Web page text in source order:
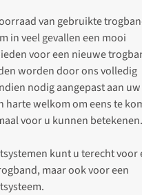
van gebruikte
in veel gevallen een mooi
voor een nieuwe
worden door ons volledig
nodig aangepast aan uw
harte welkom om eens te
voor u kunnen betekenen.
kunt u terecht voor
maar ook voor een